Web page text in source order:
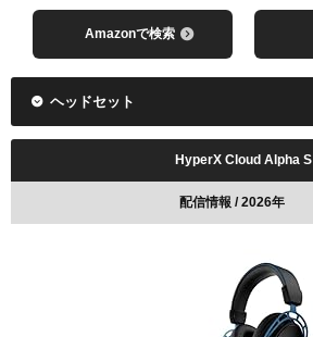
Amazonで検索
Amazonで検索
ヘッドセット
HyperX Cloud Alpha S
配信情報 / 2026年